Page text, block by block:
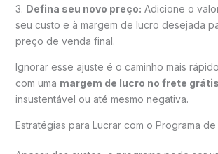
3. Defina seu novo preço: Adicione o
seu custo e à margem de lucro desejada
preço de venda final.
Ignorar esse ajuste é o caminho mais
com uma margem de lucro no frete
insustentável ou até mesmo negativa.
Estratégias para Lucrar com o Programa de